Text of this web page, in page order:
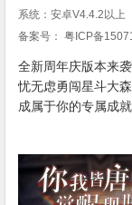
系统： 安卓V4.4.2以上
备案号： 粤ICP备
全新周年庆版本来
忧无虑勇闯星斗大
成属于你的专属成
1、自由猎杀魂兽，
2、策略搭配魂环